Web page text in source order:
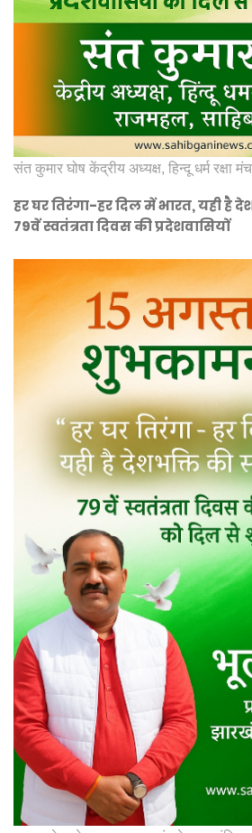
संत कुमार घोष केंद्रीय अध्यक्ष, हिन्दू धर्म रक्षा
हर घर तिरंगा-हर दिल में भारत, यही है
79वें स्वतंत्रता दिवस की प्रदेशवासियों